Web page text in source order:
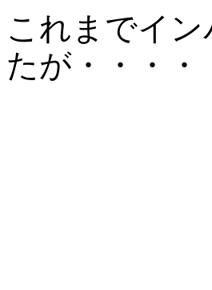
これまでイ
たが・・・・